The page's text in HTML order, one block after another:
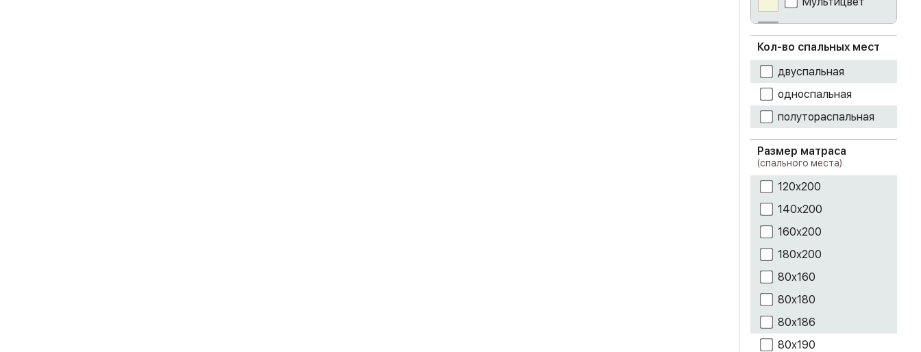
голубой
графит
Графит темный
грей
дуб атланта
дуб белфорт
дуб бомонд
дуб делано
дуб золотой
крафт
Синий
Кол-во спальных мест
двуспальная
односпальная
полутораспальная
Размер матраса
(спального места)
120х200
140х200
160х200
180х200
80х160
80х180
80х186
80х190